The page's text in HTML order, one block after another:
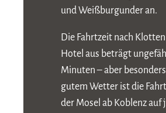
und Weißburgunder an.
Die Fahrtzeit nach
Hotel aus beträgt
Minuten – aber
gutem Wetter ist die
der Mosel ab Koblenz auf